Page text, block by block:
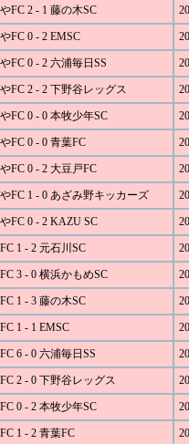
FC 2 - 1 藤の木SC
FC 0 - 2 EMSC
FC 0 - 2 六浦毎日SS
FC 2 - 2 下野谷レッグス
FC 0 - 0 本牧少年SC
FC 0 - 0 青葉FC
FC 0 - 2 大豆戸FC
FC 1 - 0 あざみ野キッカーズ
FC 0 - 2 KAZU SC
1 - 2 元石川SC
3 - 0 横浜かもめSC
1 - 3 藤の木SC
1 - 1 EMSC
6 - 0 六浦毎日SS
2 - 0 下野谷レッグス
0 - 2 本牧少年SC
1 - 2 青葉FC